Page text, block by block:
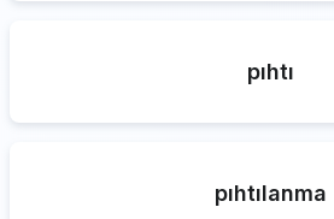
pıhtı
pıhtılanma